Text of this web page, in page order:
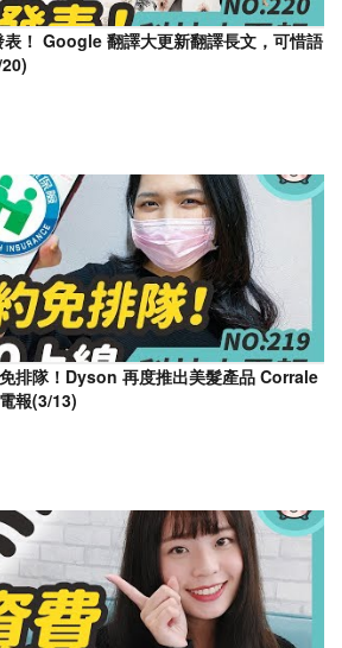
！ Google 翻譯大更新翻譯長文，可惜語
排隊！Dyson 再度推出美髮產品 Corrale
報(3/13)